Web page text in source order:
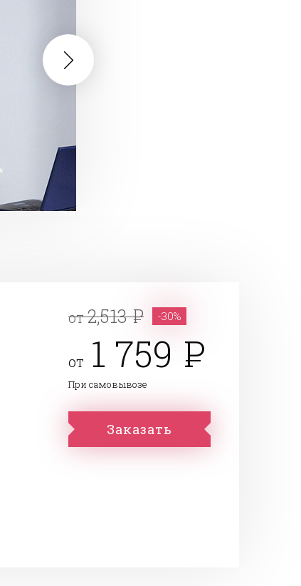
от2,513 -30%
от 1 759
При самовывозе
Заказать